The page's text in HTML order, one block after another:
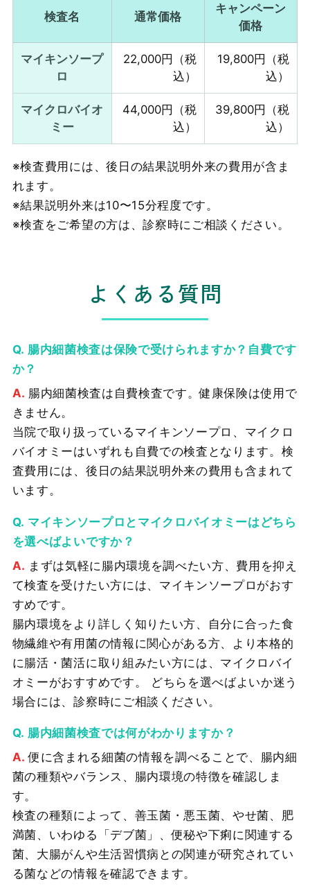
検査名 通常価格
キャンペーン
価格
マイキンソープ
ロ
22,000円（税
込）
19,800円（税
込）
マイクロバイオ
ミー
44,000円（税
込）
39,800円（税
込）
※検査費用には、後日の結果説明外来の費用が含ま
れます。
※結果説明外来は10〜15分程度です。
※検査をご希望の方は、診察時にご相談ください。
よくある質問
腸内細菌検査は保険で受けられますか？自費です
か？
腸内細菌検査は自費検査です。健康保険は使用で
きません。
当院で取り扱っているマイキンソープロ、マイクロ
バイオミーはいずれも自費での検査となります。検
査費用には、後日の結果説明外来の費用も含まれて
います。
マイキンソープロとマイクロバイオミーはどちら
を選べばよいですか？
まずは気軽に腸内環境を調べたい方、費用を抑え
て検査を受けたい方には、マイキンソープロがおす
すめです。
腸内環境をより詳しく知りたい方、自分に合った食
物繊維や有用菌の情報に関心がある方、より本格的
に腸活・菌活に取り組みたい方には、マイクロバイ
オミーがおすすめです。 どちらを選べばよいか迷う
場合には、診察時にご相談ください。
腸内細菌検査では何がわかりますか？
便に含まれる細菌の情報を調べることで、腸内細
菌の種類やバランス、腸内環境の特徴を確認しま
す。
検査の種類によって、善玉菌・悪玉菌、やせ菌、肥
満菌、いわゆる「デブ菌」、便秘や下痢に関連する
菌、大腸がんや生活習慣病との関連が研究されてい
る菌などの情報を確認できます。